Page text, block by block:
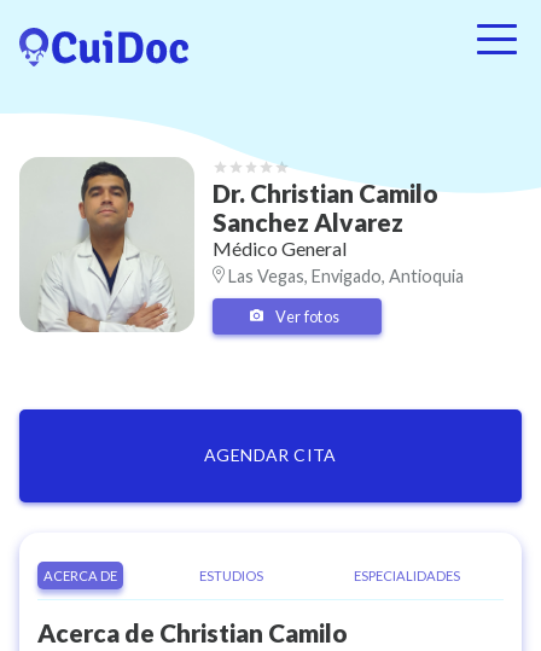
Dr. Christian Camilo
Sanchez Alvarez
Médico General
Las Vegas, Envigado, Antioquia
Ver fotos
AGENDAR CITA
ACERCA DE ESTUDIOS ESPECIALIDADES
Acerca de Christian Camilo